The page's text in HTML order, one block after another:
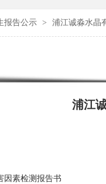
报告公示 > 浦江诚淼水晶
浦江
因素检测报告书